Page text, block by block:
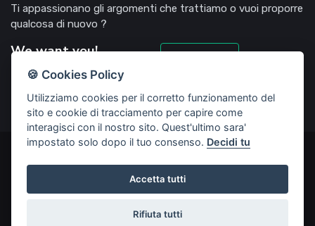
Ti appassionano gli argomenti che trattiamo o vuoi proporre
qualcosa di nuovo ?
We want you!
©2022 Deliziosooo.it - v. 1.1.0 - Tutti i diritti sono riservati,
vietata la riproduzione senza accordi preventivi
Start Up creata daRubisco web agency
🍪 Cookies Policy
Utilizziamo cookies per il corretto funzionamento del
sito e cookie di tracciamento per capire come
interagisci con il nostro sito. Quest'ultimo sara'
impostato solo dopo il tuo consenso. Decidi tu
Accetta tutti
Rifiuta tutti